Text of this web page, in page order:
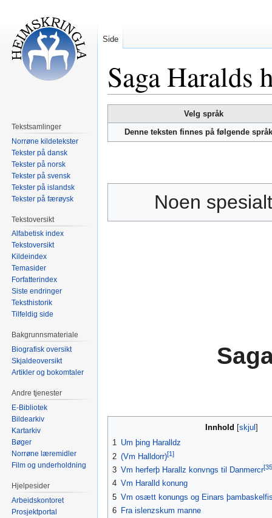
Saga Haralds
til
navigering
til
Velg språk
Denne teksten finnes på følgende
Noen
Innhold
1 Um þing Haralldz
2 (Vm Halldorr)[1]
3 Vm herferþ Harallz konvngs til Danmercr
4 Vm Haralld konung
5 Vm osætt konungs og Einars
6 Fra islenzskum manne
Side
Tekstsamlinger
Norrøne kildetekster
Tekster på dansk
Tekster på norsk
Tekster på svensk
Tekster på islandsk
Tekster på færøysk
Tekstoversikt
Alfabetisk index
Tekstoversikt
Kildeindex
Temasider
Forfatterindex
Siste endringer
Teksthistorik
Tilfeldig side
Bakgrunnsmateriale
Biografisk oversikt
Skjaldeoversikt
Artikler og bokomtaler
Andre tjenester
E-Bibliotek
Bildearkiv
Kartarkiv
Bøger
Norrøne læremidler
Film og underholdning
Hjelpesider
Arbeidskontoret
Prosjektportal